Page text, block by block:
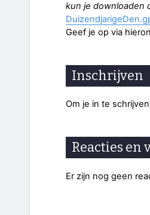
kun je downloaden
Geef je op via
Inschrijven
Om je in te
Reacties en
Er zijn nog geen